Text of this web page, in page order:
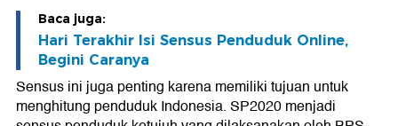
Baca juga:
Hari Terakhir Isi Sensus Penduduk Online,
Begini Caranya
Sensus ini juga penting karena memiliki tujuan untuk
menghitung penduduk Indonesia. SP2020 menjadi